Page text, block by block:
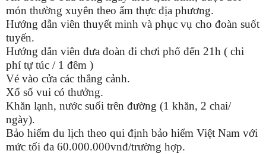
món thường xuyên theo ẩm thực địa phương.
Hướng dẫn viên thuyết minh và phục vụ cho đoàn suốt
tuyến.
Hướng dẫn viên đưa đoàn đi chơi phố đến 21h ( chi
phí tự túc / 1 đêm )
Vé vào cửa các thắng cảnh.
Xổ số vui có thưởng.
Khăn lạnh, nước suối trên đường (1 khăn, 2 chai/
ngày).
Bảo hiểm du lịch theo qui định bảo hiểm Việt Nam với
mức tối đa 60.000.000vnđ/trường hợp.